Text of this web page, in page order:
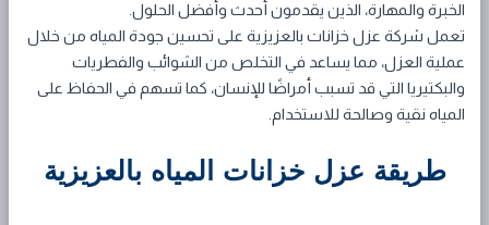
الخبرة والمهارة، الذين يقدمون أحدث وأفضل الحلول.
تعمل شركة عزل خزانات بالعزيزية على تحسين جودة المياه من خلال
عملية العزل، مما يساعد في التخلص من الشوائب والفطريات
والبكتيريا التي قد تسبب أمراضًا للإنسان، كما تسهم في الحفاظ على
المياه نقية وصالحة للاستخدام.
طريقة عزل خزانات المياه بالعزيزية